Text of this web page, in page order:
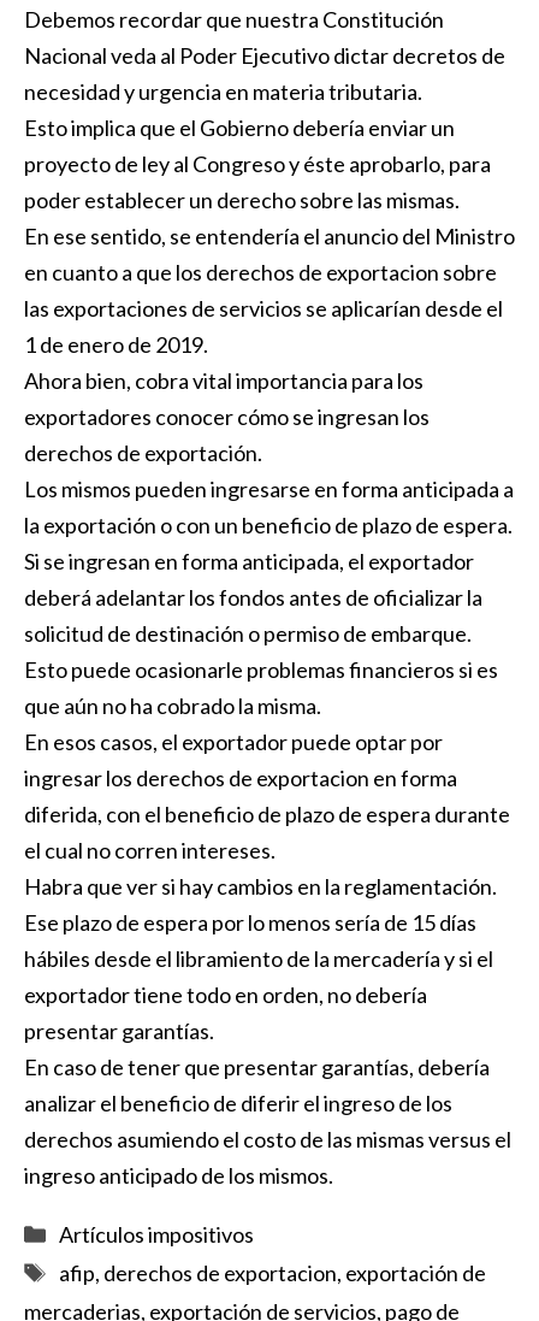
Debemos recordar que nuestra Constitución
Nacional veda al Poder Ejecutivo dictar decretos de
necesidad y urgencia en materia tributaria.
Esto implica que el Gobierno debería enviar un
proyecto de ley al Congreso y éste aprobarlo, para
poder establecer un derecho sobre las mismas.
En ese sentido, se entendería el anuncio del Ministro
en cuanto a que los derechos de exportacion sobre
las exportaciones de servicios se aplicarían desde el
1 de enero de 2019.
Ahora bien, cobra vital importancia para los
exportadores conocer cómo se ingresan los
derechos de exportación.
Los mismos pueden ingresarse en forma anticipada a
la exportación o con un beneficio de plazo de espera.
Si se ingresan en forma anticipada, el exportador
deberá adelantar los fondos antes de oficializar la
solicitud de destinación o permiso de embarque.
Esto puede ocasionarle problemas financieros si es
que aún no ha cobrado la misma.
En esos casos, el exportador puede optar por
ingresar los derechos de exportacion en forma
diferida, con el beneficio de plazo de espera durante
el cual no corren intereses.
Habra que ver si hay cambios en la reglamentación.
Ese plazo de espera por lo menos sería de 15 días
hábiles desde el libramiento de la mercadería y si el
exportador tiene todo en orden, no debería
presentar garantías.
En caso de tener que presentar garantías, debería
analizar el beneficio de diferir el ingreso de los
derechos asumiendo el costo de las mismas versus el
ingreso anticipado de los mismos.
Categorías
Artículos impositivos
Etiquetas
afip, derechos de exportacion, exportación de
mercaderias, exportación de servicios, pago de